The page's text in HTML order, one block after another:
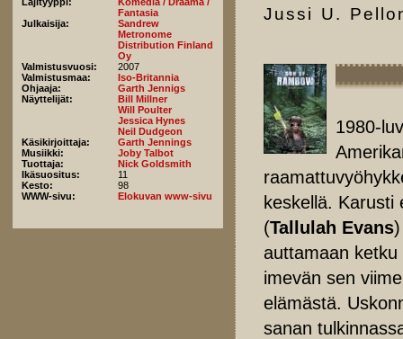
Fantasia
Julkaisija:
Sandrew
Metronome
Distribution Finland
Oy
Valmistusvuosi:
2007
Valmistusmaa:
Iso-Britannia
Ohjaaja:
Garth Jennigs
Näyttelijät:
Bill Millner
Will Poulter
Jessica Hynes
Neil Dudgeon
Käsikirjoittaja:
Garth Jennings
Musiikki:
Joby Talbot
Tuottaja:
Nick Goldsmith
Ikäsuositus:
11
Kesto:
98
WWW-sivu:
Elokuvan www-sivu
Jussi U.
1980-
keskellä. Karusti
(Tallulah Evans
auttamaan ketku
imevän sen
elämästä.
sanan